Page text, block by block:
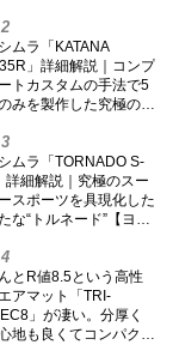
ムラ「KATANA
」詳細解説｜コンプ
トカスタムの手法で5
みを製作した究極の銘
ムラ「TORNADO S-
詳細解説｜究極のスー
スポーツを具現化した
な“トルネード”【ヨシ
とR値8.5という高性
アマット「TRI-
」が凄い。分厚く
地も良くてコンパクト